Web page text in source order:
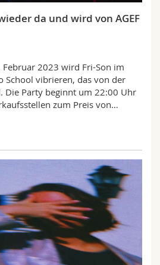
da und wird von AGEF
Februar 2023 wird Fri-Son im
School vibrieren, das von der
Die Party beginnt um 22:00 Uhr
zum Preis von…